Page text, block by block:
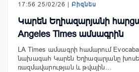
17:56 25/02/26 | Բիզնես
Կարեն Եղիազարյանի
Angeles Times ամսագրին
LA Times ամսագրի համարում
նախագահ Կարեն Եղիազարյանը
ռազմավարության և թվային…